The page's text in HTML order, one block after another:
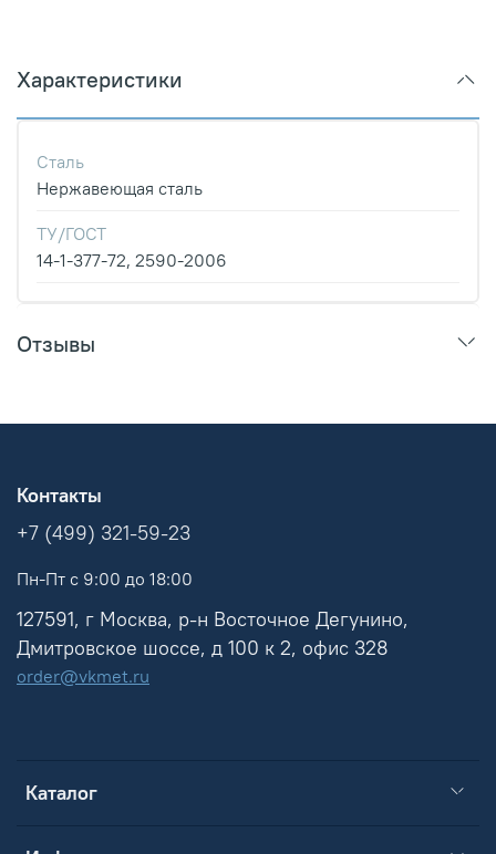
Характеристики
Сталь
Нержавеющая сталь
ТУ/ГОСТ
14-1-377-72, 2590-2006
Отзывы
Каталог
Контакты
+7 (499) 321-59-23
Пн-Пт с 9:00 до 18:00
127591, г Москва, р-н Восточное Дегунино,
Дмитровское шоссе, д 100 к 2, офис 328
order@vkmet.ru